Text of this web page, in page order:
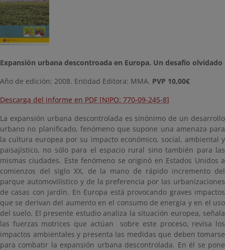
Expansión urbana descontroada en Europa. Un desafío olvidado
Año de edición: 2008. Entidad Editora: MMA. PVP 10,00€
Descarga del informe en PDF [NIPO: 770-09-245-8]
La expansión urbana descontrolada es sinónimo de un desarrollo
urbano no planificado, fenómeno que supone una amenaza para
la cultura europea por su impacto económico, social, ambiental y
paisajístico, no sólo para el espacio rural sino también para las
mismas ciudades. Este fenómeno se originó en Estados Unidos a
comienzos del siglo XX, de la mano de rápido incremento del
parque automovilístico y de la preferencia por las urbanizaciones
de casas con jardín. En Europa está provocando graves impactos
que se derivan del aumento en el consumo de energía y en el uso
del suelo. El presente estudio analiza la situación europea, señala
las fuerzas motrices que actúan sobre este proceso, revisa los
impactos ambientales y presenta las medidas que deben tomarse
para combatir la expansión urbana descontrolada. En él se pone